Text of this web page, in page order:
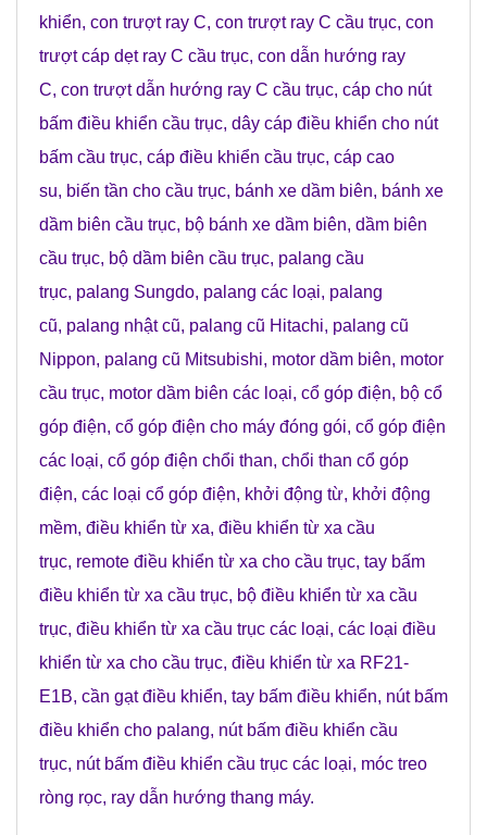
khiển, con trượt ray C, con trượt ray C cầu trục, con
trượt cáp dẹt ray C cầu trục, con dẫn hướng ray
C, con trượt dẫn hướng ray C cầu trục, cáp cho nút
bấm điều khiển cầu trục, dây cáp điều khiển cho nút
bấm cầu trục, cáp điều khiển cầu trục, cáp cao
su, biến tần cho cầu trục, bánh xe dầm biên, bánh xe
dầm biên cầu trục, bộ bánh xe dầm biên, dầm biên
cầu trục, bộ dầm biên cầu trục, palang cầu
trục, palang Sungdo, palang các loại, palang
cũ, palang nhật cũ, palang cũ Hitachi, palang cũ
Nippon, palang cũ Mitsubishi, motor dầm biên, motor
cầu trục, motor dầm biên các loại, cổ góp điện, bộ cổ
góp điện, cổ góp điện cho máy đóng gói, cổ góp điện
các loại, cổ góp điện chổi than, chổi than cổ góp
điện, các loại cổ góp điện, khởi động từ, khởi động
mềm, điều khiển từ xa, điều khiển từ xa cầu
trục, remote điều khiển từ xa cho cầu trục, tay bấm
điều khiển từ xa cầu trục, bộ điều khiển từ xa cầu
trục, điều khiển từ xa cầu trục các loại, các loại điều
khiển từ xa cho cầu trục, điều khiển từ xa RF21-
E1B, cần gạt điều khiển, tay bấm điều khiển, nút bấm
điều khiển cho palang, nút bấm điều khiển cầu
trục, nút bấm điều khiển cầu trục các loại, móc treo
ròng rọc, ray dẫn hướng thang máy.